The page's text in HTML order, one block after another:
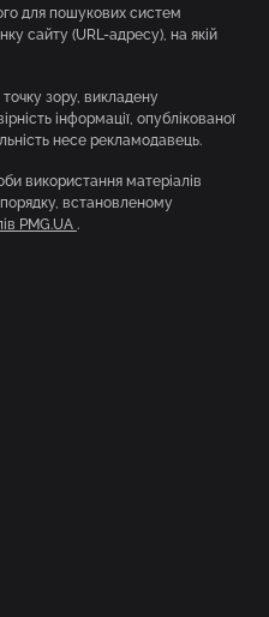
для пошукових систем
сайту (URL-адресу), на якій
зору, викладену
інформації, опублікованої
несе рекламодавець.
використання матеріалів
встановленому
PMG.UA .